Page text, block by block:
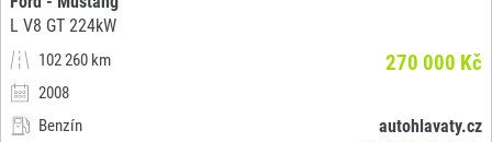
L V8 GT 224kW
102 260 km
2008
Benzín
270 000 Kč
autohlavaty.cz